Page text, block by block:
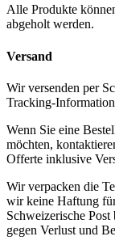
Alle Produkte
abgeholt werden.
Versand
Wir versenden per
Tracking-
Wenn Sie eine
möchten,
Offerte inklusive
Wir verpacken die
wir keine Haftung
Schweizerische
gegen Verlust und